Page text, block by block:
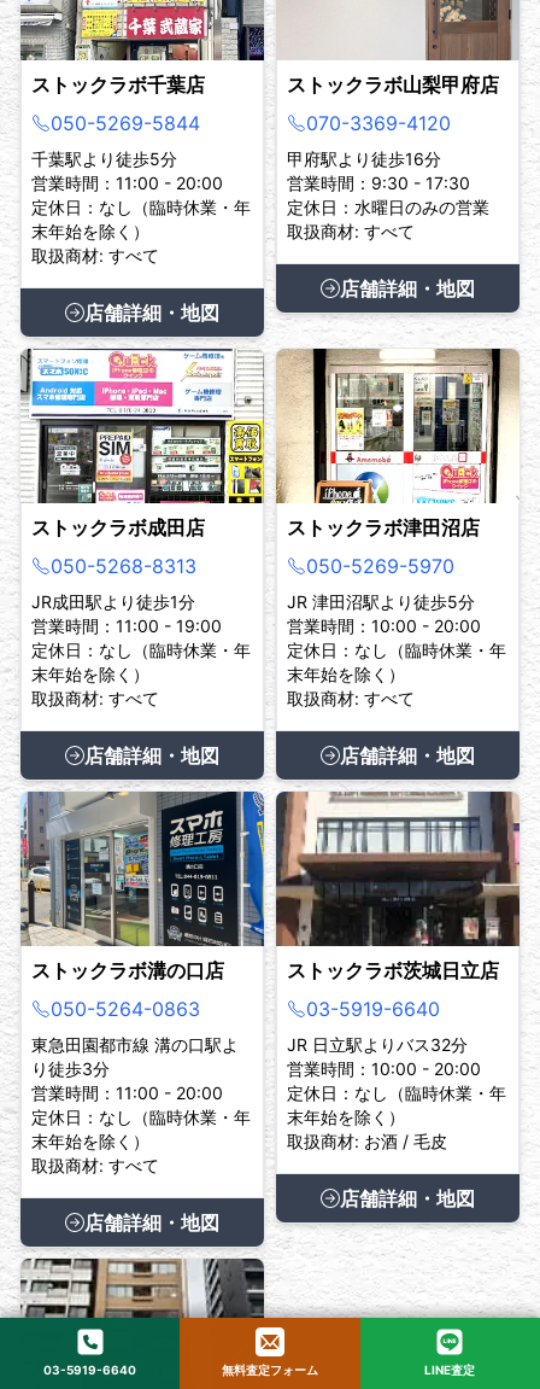
ストックラボ千葉店
050-5269-5844
千葉駅より徒歩5分
営業時間：11:00 - 20:00
定休日：なし（臨時休業・年
末年始を除く）
取扱商材: すべて
店舗詳細・地図
ストックラボ山梨甲府店
070-3369-4120
甲府駅より徒歩16分
営業時間：9:30 - 17:30
定休日：水曜日のみの営業
取扱商材: すべて
店舗詳細・地図
ストックラボ成田店
050-5268-8313
JR成田駅より徒歩1分
営業時間：11:00 - 19:00
定休日：なし（臨時休業・年
末年始を除く）
取扱商材: すべて
店舗詳細・地図
ストックラボ津田沼店
050-5269-5970
JR 津田沼駅より徒歩5分
営業時間：10:00 - 20:00
定休日：なし（臨時休業・年
末年始を除く）
取扱商材: すべて
店舗詳細・地図
ストックラボ溝の口店
050-5264-0863
東急田園都市線 溝の口駅よ
り徒歩3分
営業時間：11:00 - 20:00
定休日：なし（臨時休業・年
末年始を除く）
取扱商材: すべて
店舗詳細・地図
ストックラボ茨城日立店
03-5919-6640
JR 日立駅よりバス32分
営業時間：10:00 - 20:00
定休日：なし（臨時休業・年
末年始を除く）
取扱商材: お酒 / 毛皮
店舗詳細・地図
03-5919-6640 無料査定フォーム LINE査定